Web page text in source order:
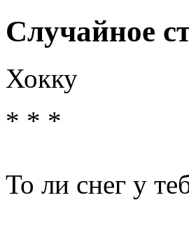
Случайное
Хокку
* * *
То ли снег у